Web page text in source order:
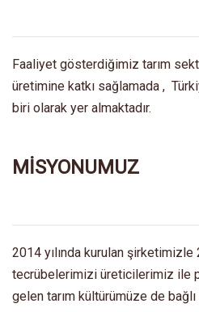
Faaliyet gösterdiğimiz tarım
üretimine katkı sağlamada ,
biri olarak yer almaktadır.
MİSYONUMUZ
2014 yılında kurulan şirketimizle
tecrübelerimizi üreticilerimiz ile
gelen tarım kültürümüze de